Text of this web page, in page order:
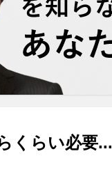
くらい必要...